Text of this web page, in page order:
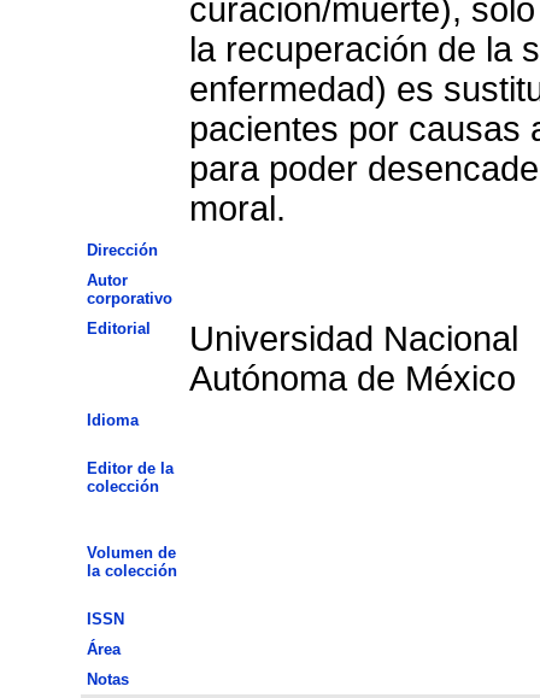
curación/muerte),
la recuperación de la
enfermedad) es
pacientes por causas
para poder
moral.
Dirección
Autor
corporativo
Editorial
Universidad Nacional
Autónoma de México
Idioma
Editor de la
colección
Volumen de
la colección
ISSN
Área
Notas